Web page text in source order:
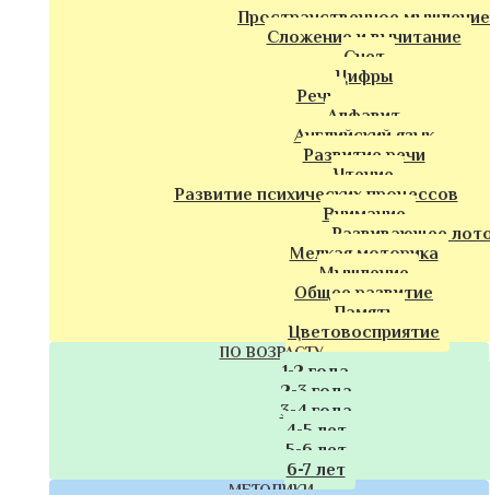
Пространственное мышление
Сложение и вычитание
Счет
Цифры
Речь
Алфавит
Английский язык
Развитие речи
Чтение
Развитие психических процессов
Внимание
Развивающее
Мелкая моторика
Мышление
Общее развитие
Память
Цветовосприятие
ПО ВОЗРАСТУ
1-2 года
2-3 года
3-4 года
4-5 лет
5-6 лет
6-7 лет
МЕТОДИКИ